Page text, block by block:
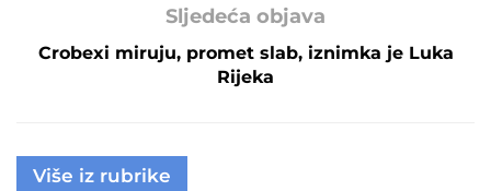
Sljedeća objava
Crobexi miruju, promet slab, iznimka je Luka
Rijeka
Više iz rubrike